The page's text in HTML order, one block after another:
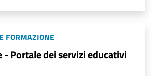
FORMAZIONE
- Portale dei servizi educativi